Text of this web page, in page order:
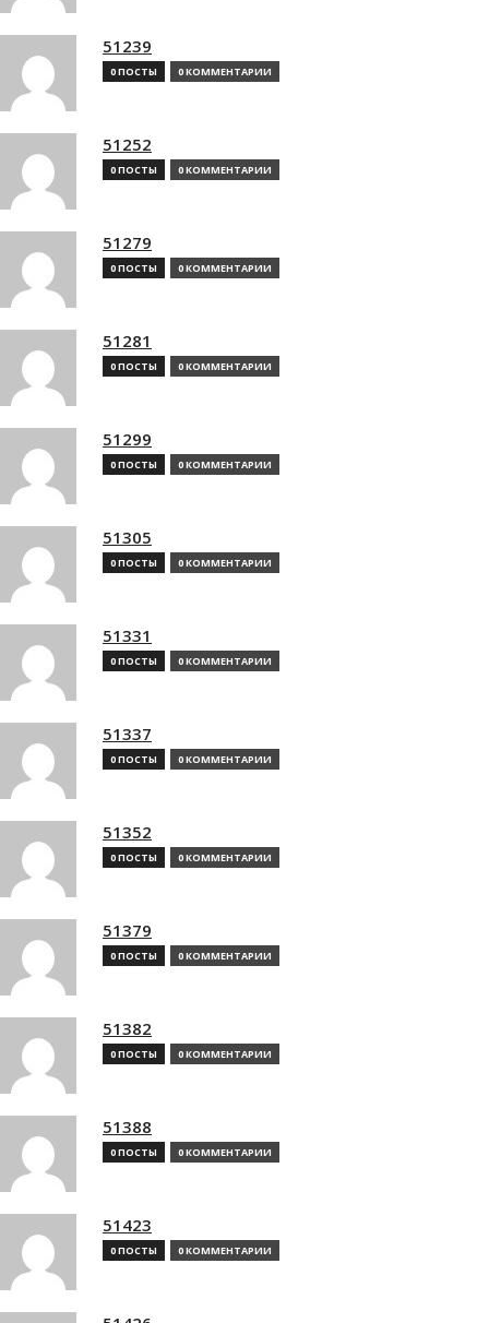
51239
0 ПОСТЫ 0 КОММЕНТАРИИ
51252
0 ПОСТЫ 0 КОММЕНТАРИИ
51279
0 ПОСТЫ 0 КОММЕНТАРИИ
51281
0 ПОСТЫ 0 КОММЕНТАРИИ
51299
0 ПОСТЫ 0 КОММЕНТАРИИ
51305
0 ПОСТЫ 0 КОММЕНТАРИИ
51331
0 ПОСТЫ 0 КОММЕНТАРИИ
51337
0 ПОСТЫ 0 КОММЕНТАРИИ
51352
0 ПОСТЫ 0 КОММЕНТАРИИ
51379
0 ПОСТЫ 0 КОММЕНТАРИИ
51382
0 ПОСТЫ 0 КОММЕНТАРИИ
51388
0 ПОСТЫ 0 КОММЕНТАРИИ
51423
0 ПОСТЫ 0 КОММЕНТАРИИ